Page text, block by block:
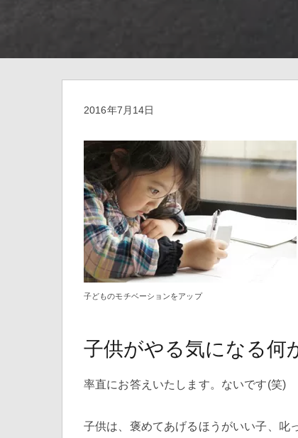
2016年7月14日
子どものモチベーションをアップ
子供がやる気になる何
率直にお答えいたします。ないです(笑)
子供は、褒めてあげるほうがいい子、叱